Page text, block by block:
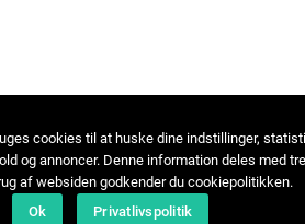
cookies til at huske dine indstillinger,
og annoncer. Denne information deles med
af websiden godkender du cookiepolitikken.
Ok
Privatlivspolitik